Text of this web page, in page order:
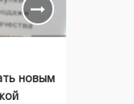
новым